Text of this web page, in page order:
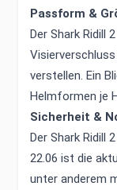
Passform &
Der Shark Ridill
verstellen. Ein
Helmformen je
Sicherheit &
Der Shark Ridill
22.06 ist die
unter anderem